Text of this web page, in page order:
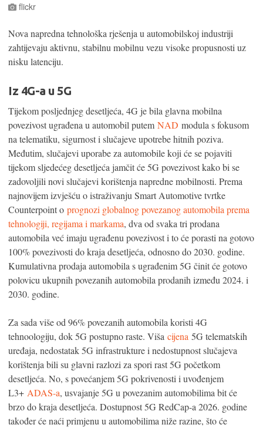
flickr
Nova napredna tehnološka rješenja u automobilskoj industriji
zahtijevaju aktivnu, stabilnu mobilnu vezu visoke propusnosti uz
nisku latenciju.
Iz 4G-a u 5G
Tijekom posljednjeg desetljeća, 4G je bila glavna mobilna
povezivost ugrađena u automobil putem NAD modula s fokusom
na telematiku, sigurnost i slučajeve upotrebe hitnih poziva.
Međutim, slučajevi uporabe za automobile koji će se pojaviti
tijekom sljedećeg desetljeća jamčit će 5G povezivost kako bi se
zadovoljili novi slučajevi korištenja napredne mobilnosti. Prema
najnovijem izvješću o istraživanju Smart Automotive tvrtke
Counterpoint o prognozi globalnog povezanog automobila prema
tehnologiji, regijama i markama, dva od svaka tri prodana
automobila već imaju ugrađenu povezivost i to će porasti na gotovo
100% povezivosti do kraja desetljeća, odnosno do 2030. godine.
Kumulativna prodaja automobila s ugrađenim 5G činit će gotovo
polovicu ukupnih povezanih automobila prodanih između 2024. i
2030. godine.
Za sada više od 96% povezanih automobila koristi 4G
tehnoologiju, dok 5G postupno raste. Viša cijena 5G telematskih
uređaja, nedostatak 5G infrastrukture i nedostupnost slučajeva
korištenja bili su glavni razlozi za spori rast 5G početkom
desetljeća. No, s povećanjem 5G pokrivenosti i uvođenjem
L3+ ADAS-a, usvajanje 5G u povezanim automobilima bit će
brzo do kraja desetljeća. Dostupnost 5G RedCap-a 2026. godine
također će naći primjenu u automobilima niže razine, što će